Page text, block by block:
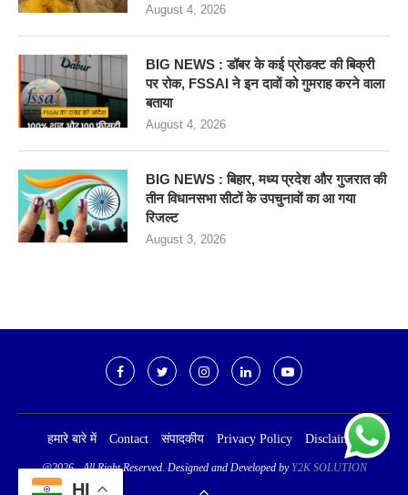
August 4, 2026
BIG NEWS : डॉबर के कई प्रोडक्ट की बिक्री
पर रोक, FSSAI ने इन दावों को गुमराह करने वाला
बताया
August 4, 2026
BIG NEWS : बिहार, मध्य प्रदेश और गुजरात की
तीन विधानसभा सीटों के उपचुनावों का आ गया
रिजल्ट
August 3, 2026
हमारे बारे में Contact संपादकीय Privacy Policy Disclaimer
@2026 - All Right Reserved. Designed and Developed by Y2K SOLUTION
HI